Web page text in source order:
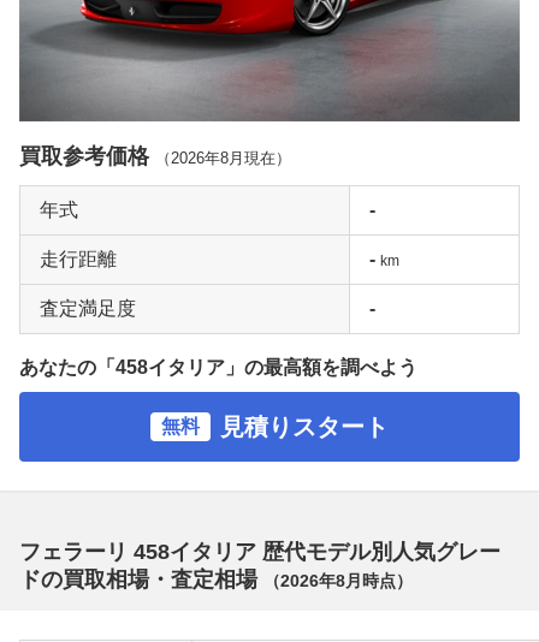
買取参考価格 （ 2026年8月 現在）
年式 -
走行距離 - km
査定満足度 -
あなたの「458イタリア」の最高額を調べよう
無料 見積りスタート
フェラーリ 458イタリア 歴代モデル別人気グレー
ドの買取相場・査定相場
（2026年8月 時点）